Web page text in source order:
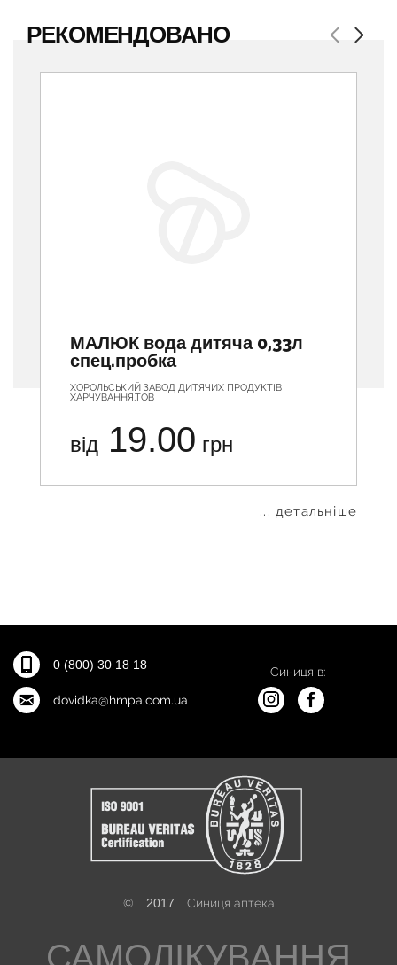
РЕКОМЕНДОВАНО Previous
МАЛЮК вода дитяча 0,33л
спец.пробка
ХОРОЛЬСЬКИЙ ЗАВОД ДИТЯЧИХ ПРОДУКТІВ
ХАРЧУВАННЯ,ТОВ
від 19.00 грн
... детальніше
Next
0 (800) 30 18 18
dovidka@hmpa.com.ua
Синиця в:
© 2017 Синиця аптека
САМОЛІКУВАННЯ